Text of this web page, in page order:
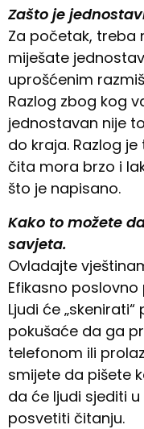
Zašto je
Za početak, treba
miješate
uprošćenim
Razlog zbog kog
jednostavan nije
do kraja. Razlog
čita mora brzo i
što je napisano.
Kako to možete
savjeta.
Ovladajte
Efikasno
Ljudi će
pokušaće da ga
telefonom ili
smijete da pišete
da će ljudi sjediti
posvetiti čitanju.